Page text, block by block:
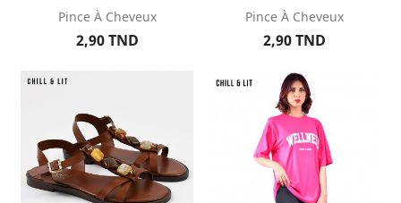
Pince À Cheveux
Prix
2,90 TND
Pince À Cheveux
Prix
2,90 TND